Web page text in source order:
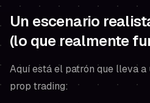
Un escenario
(lo que realmente
Aquí está el patrón que lleva
prop trading: